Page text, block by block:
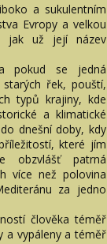
a sukulentním
Evropy a velkou
jak už její název
pokud se jedná
řek, pouští,
typů krajiny, kde
a klimatické
dnešní doby, kdy
které jím
obzvlášť patrná
více než polovina
za jedno
člověka téměř
a vypáleny a téměř